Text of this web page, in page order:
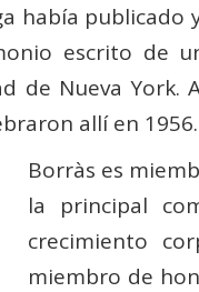
había publicado
escrito de
de Nueva
allí en 1956.
Borràs es
la principal
crecimiento
miembro de